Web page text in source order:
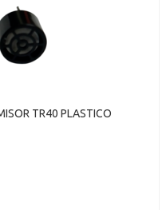
TR40 PLASTICO